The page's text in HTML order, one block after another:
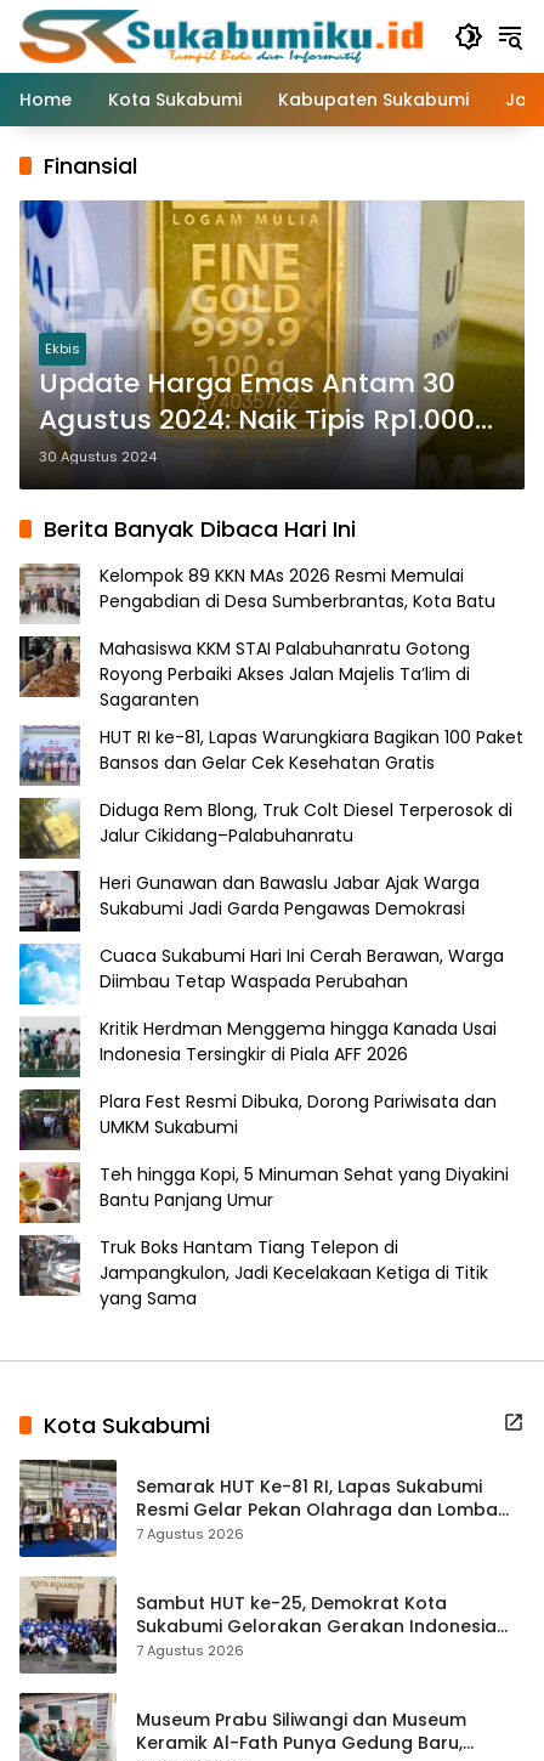
Langsung
konten
Home
Kota Sukabumi Kabupaten Sukabumi
Finansial
Ekbis
Update Harga Emas Antam 30
Agustus 2024: Naik Tipis Rp1.000
per Gram
30 Agustus 2024
Berita Banyak Dibaca Hari Ini
Kelompok 89 KKN MAs 2026 Resmi Memulai
Pengabdian di Desa Sumberbrantas, Kota Batu
Mahasiswa KKM STAI Palabuhanratu Gotong
Royong Perbaiki Akses Jalan Majelis Ta’lim di
Sagaranten
HUT RI ke-81, Lapas Warungkiara Bagikan 100 Paket
Bansos dan Gelar Cek Kesehatan Gratis
Diduga Rem Blong, Truk Colt Diesel Terperosok di
Jalur Cikidang–Palabuhanratu
Heri Gunawan dan Bawaslu Jabar Ajak Warga
Sukabumi Jadi Garda Pengawas Demokrasi
Cuaca Sukabumi Hari Ini Cerah Berawan, Warga
Diimbau Tetap Waspada Perubahan
Kritik Herdman Menggema hingga Kanada Usai
Indonesia Tersingkir di Piala AFF 2026
Plara Fest Resmi Dibuka, Dorong Pariwisata dan
UMKM Sukabumi
Teh hingga Kopi, 5 Minuman Sehat yang Diyakini
Bantu Panjang Umur
Truk Boks Hantam Tiang Telepon di
Jampangkulon, Jadi Kecelakaan Ketiga di Titik
yang Sama
Kota Sukabumi
Semarak HUT Ke-81 RI, Lapas Sukabumi
Resmi Gelar Pekan Olahraga dan Lomba
Tradisional
7 Agustus 2026
Sambut HUT ke-25, Demokrat Kota
Sukabumi Gelorakan Gerakan Indonesia
ASRI Lewat Aksi Bersih Masjid Agung
7 Agustus 2026
Museum Prabu Siliwangi dan Museum
Keramik Al-Fath Punya Gedung Baru,